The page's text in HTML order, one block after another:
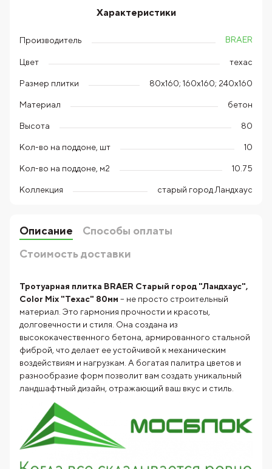
Характеристики
Производитель BRAER
Цвет техас
Размер плитки 80х160; 160х160; 240х160
Материал бетон
Высота 80
Кол-во на поддоне, шт 10
Кол-во на поддоне, м2 10.75
Коллекция старый город Ландхаус
Описание
Способы оплаты
Стоимость доставки
Тротуарная плитка BRAER Старый город "Ландхаус",
Color Mix "Техас" 80мм – не просто строительный
материал. Это гармония прочности и красоты,
долговечности и стиля. Она создана из
высококачественного бетона, армированного стальной
фиброй, что делает ее устойчивой к механическим
воздействиям и нагрузкам. А богатая палитра цветов и
разнообразие форм позволит вам создать уникальный
ландшафтный дизайн, отражающий ваш вкус и стиль.